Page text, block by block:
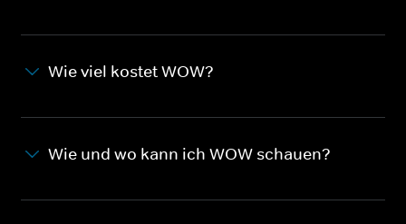
Wie viel kostet WOW?
Wie und wo kann ich WOW schauen?